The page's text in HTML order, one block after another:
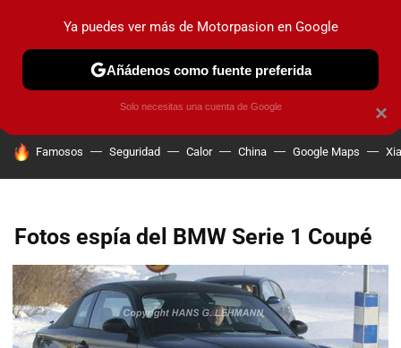
PRUEBAS COCHES ELÉCTRICOS OBSERVATORIO
HOY SE HABLA DE
Famosos Seguridad Calor China Google Maps
Fotos espía del BMW Serie 1 Coupé
×
Ya puedes ver más de Motorpasion en Google
Añádenos como fuente preferida
Solo necesitas una cuenta de Google